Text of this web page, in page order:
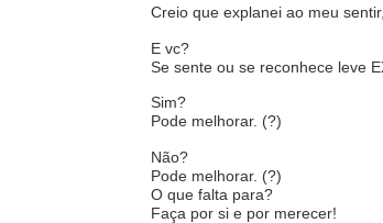
Creio que explanei ao meu
E vc?
Se sente ou se reconhece leve
Sim?
Pode melhorar. (?)
Não?
Pode melhorar. (?)
O que falta para?
Faça por si e por merecer!